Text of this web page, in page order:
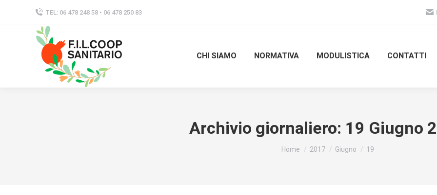
TEL: 06 478 248 58 • 06 478 250 83
CHI SIAMO NORMATIVA MODULISTICA CONTATTI
Archivio giornaliero: 19 Giugno
Tu sei qui:
Home 2017 Giugno 19